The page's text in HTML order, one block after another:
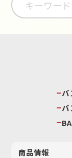
バ
バ
商品情報